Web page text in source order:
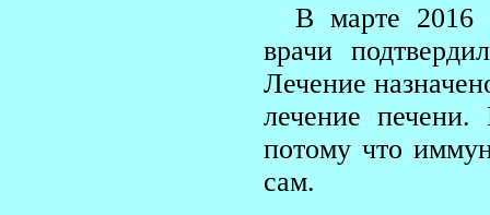
В марте 2016
врачи
Лечение
лечение
потому что
сам.